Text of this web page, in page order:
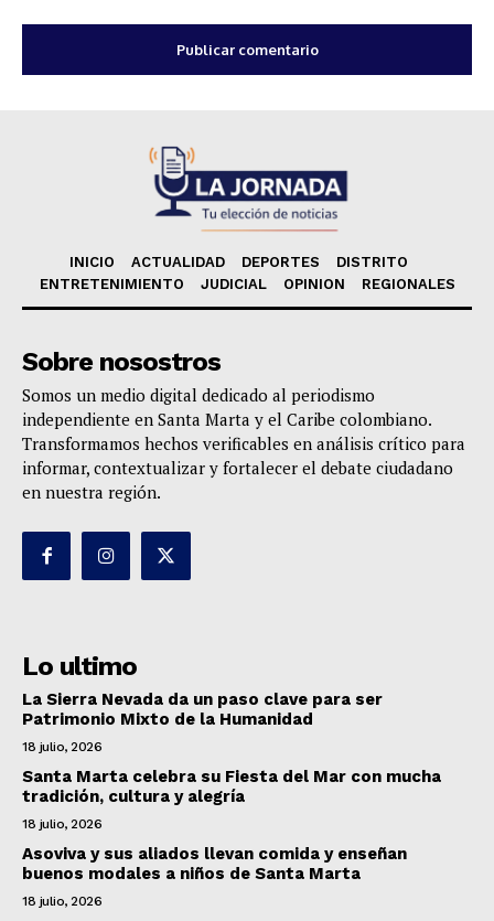
INICIO ACTUALIDAD DEPORTES
DISTRITO
ENTRETENIMIENTO
JUDICIAL OPINION REGIONALES
Sobre nosostros
Somos un medio digital dedicado al periodismo
independiente en Santa Marta y el Caribe colombiano.
Transformamos hechos verificables en análisis crítico para
informar, contextualizar y fortalecer el debate ciudadano
en nuestra región.
Lo ultimo
La Sierra Nevada da un paso clave para ser
Patrimonio Mixto de la Humanidad
18 julio, 2026
Santa Marta celebra su Fiesta del Mar con mucha
tradición, cultura y alegría
18 julio, 2026
Asoviva y sus aliados llevan comida y enseñan
buenos modales a niños de Santa Marta
18 julio, 2026